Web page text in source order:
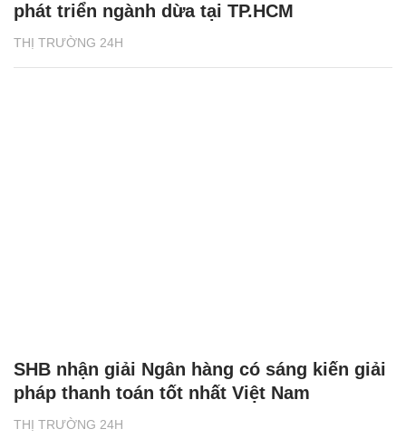
THỊ TRƯỜNG 24H
phát triển ngành dừa tại TP.HCM
THỊ TRƯỜNG 24H
SHB nhận giải Ngân hàng có sáng kiến giải
pháp thanh toán tốt nhất Việt Nam